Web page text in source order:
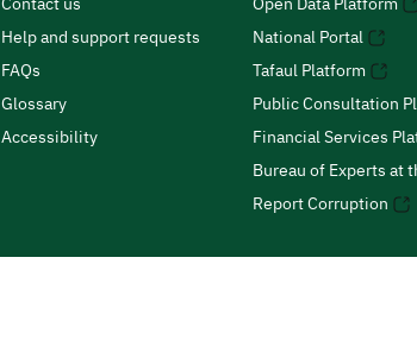
Help and support requests
FAQs
Glossary
Accessibility
National Portal
Tafaul Platform
Public Consultation
Financial Services
Bureau of Experts at
Report Corruption